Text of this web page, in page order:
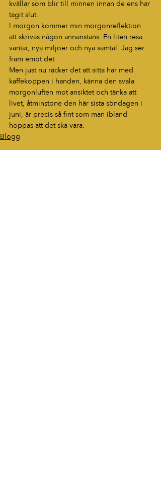
kvällar som blir till minnen innan de ens har
tagit slut.
I morgon kommer min morgonreflektion
att skrivas någon annanstans. En liten resa
väntar, nya miljöer och nya samtal. Jag ser
fram emot det.
Men just nu räcker det att sitta här med
kaffekoppen i handen, känna den svala
morgonluften mot ansiktet och tänka att
livet, åtminstone den här sista söndagen i
juni, är precis så fint som man ibland
hoppas att det ska vara.
Blogg